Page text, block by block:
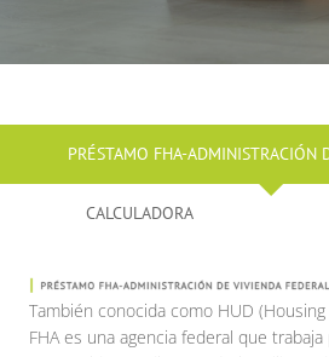
PRÉSTAMO FHA-ADMINISTRACIÓN
CALCULADORA
También conocida como HUD
FHA es una agencia federal que